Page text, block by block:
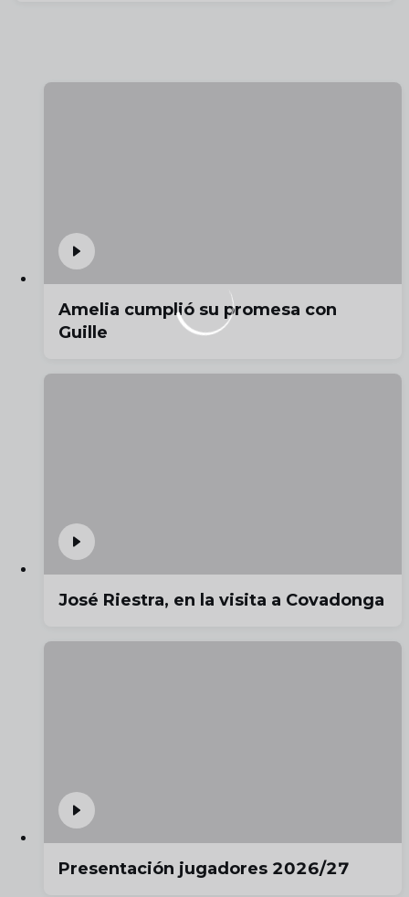
Amelia cumplió su promesa con
Guille
José Riestra, en la visita a Covadonga
Presentación jugadores 2026/27